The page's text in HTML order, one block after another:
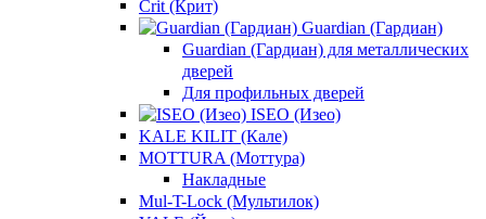
Crit (Крит)
Guardian (Гардиан)
Guardian (Гардиан) для металлических
дверей
Для профильных дверей
ISEO (Изео)
KALE KILIT (Кале)
MOTTURA (Моттура)
Накладные
Mul-T-Lock (Мультилок)